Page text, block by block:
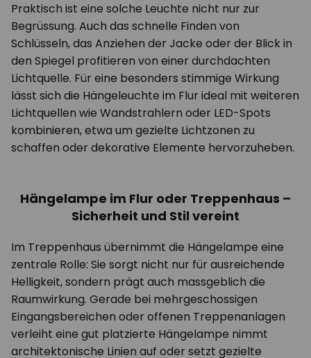
Praktisch ist eine solche Leuchte nicht nur zur
Begrüssung. Auch das schnelle Finden von
Schlüsseln, das Anziehen der Jacke oder der Blick in
den Spiegel profitieren von einer durchdachten
Lichtquelle. Für eine besonders stimmige Wirkung
lässt sich die Hängeleuchte im Flur ideal mit weiteren
Lichtquellen wie Wandstrahlern oder LED-Spots
kombinieren, etwa um gezielte Lichtzonen zu
schaffen oder dekorative Elemente hervorzuheben.
Hängelampe im Flur oder Treppenhaus –
Sicherheit und Stil vereint
Im Treppenhaus übernimmt die Hängelampe eine
zentrale Rolle: Sie sorgt nicht nur für ausreichende
Helligkeit, sondern prägt auch massgeblich die
Raumwirkung. Gerade bei mehrgeschossigen
Eingangsbereichen oder offenen Treppenanlagen
verleiht eine gut platzierte Hängelampe nimmt
architektonische Linien auf oder setzt gezielte